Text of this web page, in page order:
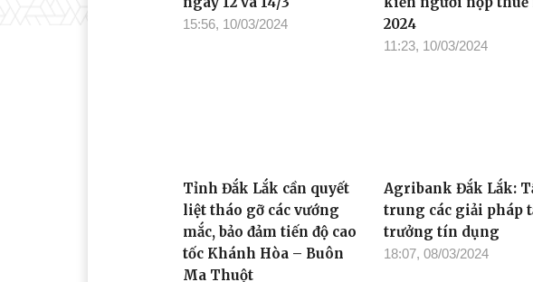
15:56, 10/03/2024
2024
11:23, 10/03/2024
Tỉnh Đắk Lắk cần quyết
liệt tháo gỡ các vướng
mắc, bảo đảm tiến độ cao
tốc Khánh Hòa – Buôn
Ma Thuột
Agribank Đắk Lắk:
trung các giải pháp
trưởng tín dụng
18:07, 08/03/2024